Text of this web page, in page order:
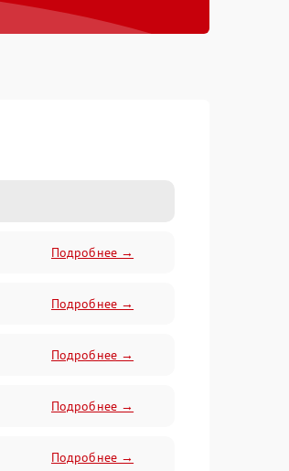
Подробнее →
Подробнее →
Подробнее →
Подробнее →
Подробнее →